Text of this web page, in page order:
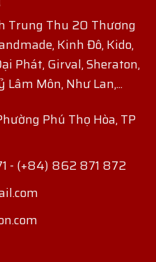
Trung Thu 20 Thương
Kinh Đô, Kido,
Phát, Girval, Sheraton,
Lâm Môn, Như Lan,...
Phú Thọ Hòa, TP
- (+84) 862 871 872